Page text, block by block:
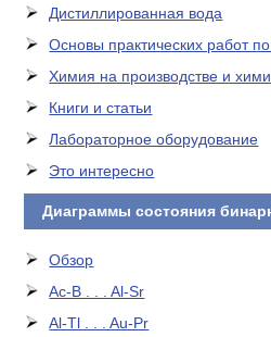
Дистиллированная вода
Основы практических работ
Химия на производстве и
Книги и статьи
Лабораторное оборудование
Это интересно
Диаграммы состояния
Обзор
Ac-B . . . Al-Sr
Al-Tl . . . Au-Pr